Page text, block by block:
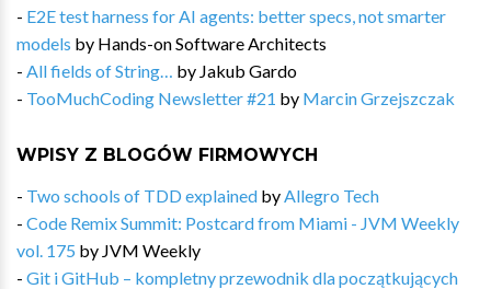
- E2E test harness for AI agents: better specs, not smarter
models by Hands-on Software Architects
- All fields of String… by Jakub Gardo
- TooMuchCoding Newsletter #21 by Marcin Grzejszczak
WPISY Z BLOGÓW FIRMOWYCH
- Two schools of TDD explained by Allegro Tech
- Code Remix Summit: Postcard from Miami - JVM Weekly
vol. 175 by JVM Weekly
- Git i GitHub – kompletny przewodnik dla początkujących